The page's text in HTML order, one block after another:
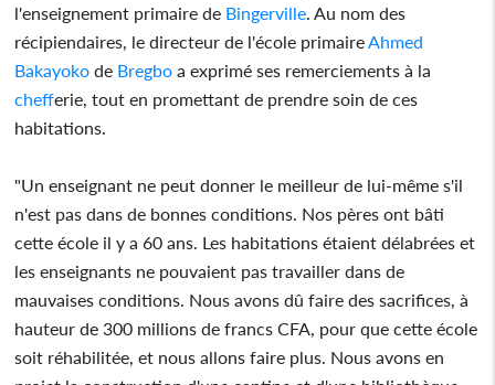
l'enseignement primaire de Bingerville . Au nom des
récipiendaires, le directeur de l'école primaire Ahmed
Bakayoko de Bregbo a exprimé ses remerciements à la
chefferie, tout en promettant de prendre soin de ces
habitations.
"Un enseignant ne peut donner le meilleur de lui-même s'il
n'est pas dans de bonnes conditions. Nos pères ont bâti
cette école il y a 60 ans. Les habitations étaient délabrées et
les enseignants ne pouvaient pas travailler dans de
mauvaises conditions. Nous avons dû faire des sacrifices, à
hauteur de 300 millions de francs CFA, pour que cette école
soit réhabilitée, et nous allons faire plus. Nous avons en